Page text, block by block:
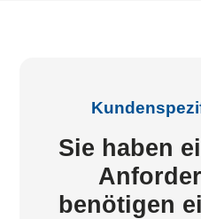
Sie haben
benötigen